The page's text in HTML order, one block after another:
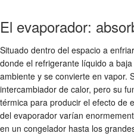
El evaporador:
Situado dentro del espacio a
donde el refrigerante líquido a
ambiente y se convierte en vapor.
intercambiador de calor, pero su
térmica para producir el efecto de
del evaporador varían
en un congelador hasta los